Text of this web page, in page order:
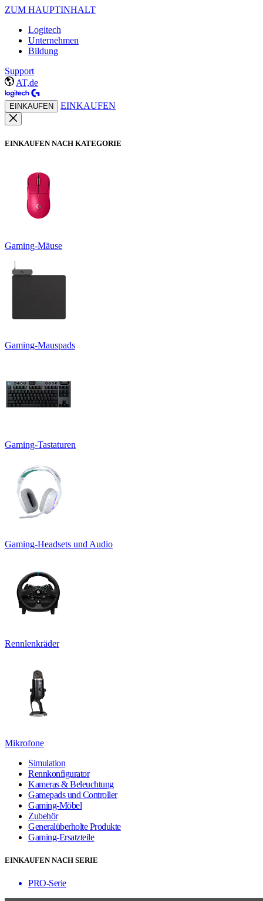
ZUM HAUPTINHALT
Logitech
Unternehmen
Bildung
Support
AT,de
EINKAUFEN EINKAUFEN
EINKAUFEN NACH KATEGORIE
Gaming-Mäuse
Gaming-Mauspads
Gaming-Tastaturen
Gaming-Headsets und Audio
Rennlenkräder
Mikrofone
Simulation
Rennkonfigurator
Kameras & Beleuchtung
Gamepads und Controller
Gaming-Möbel
Zubehör
Generalüberholte Produkte
Gaming-Ersatzteile
EINKAUFEN NACH SERIE
PRO-Serie